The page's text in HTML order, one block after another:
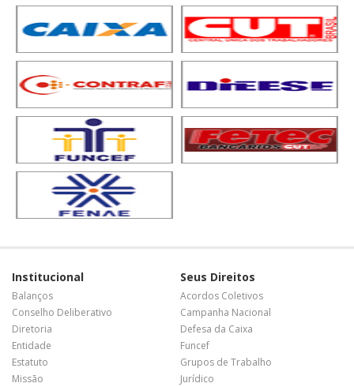
Institucional
Balanços
Conselho Deliberativo
Diretoria
Entidade
Estatuto
Missão
Seus Direitos
Acordos Coletivos
Campanha Nacional
Defesa da Caixa
Funcef
Grupos de Trabalho
Jurídico